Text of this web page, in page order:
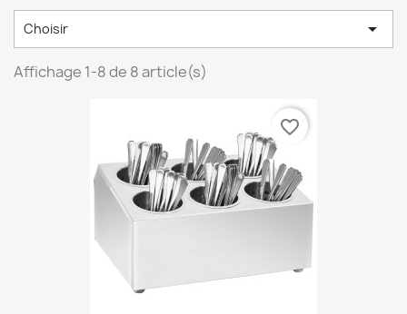
Choisir 
Affichage 1-8 de 8 article(s)
favorite_border